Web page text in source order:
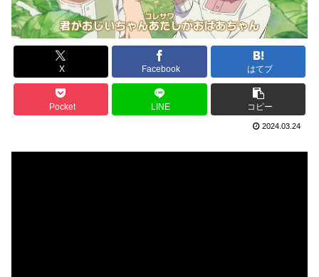
X Facebook はてブ
Pocket LINE コピー
2024.03.24